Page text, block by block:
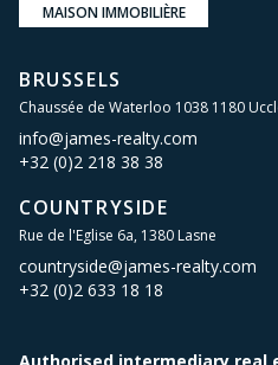
MAISON IMMOBILIÈRE
BRUSSELS
Chaussée de Waterloo 1038 1180
info@james-realty.com
+32 (0)2 218 38 38
COUNTRYSIDE
Rue de l'Eglise 6a, 1380 Lasne
countryside@james-realty.com
+32 (0)2 633 18 18
Authorised intermediary real